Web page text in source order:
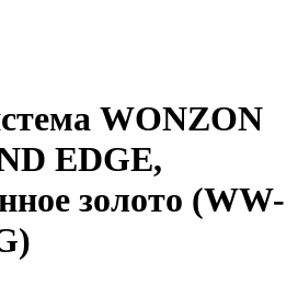
WONZON
EDGE,
золото (WW-